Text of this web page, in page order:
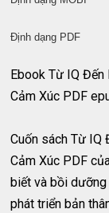
Định
Ebook Từ IQ Đến
Cảm Xúc PDF
Cuốn sách Từ IQ
Cảm Xúc PDF
biết và bồi dưỡng
phát triển bản